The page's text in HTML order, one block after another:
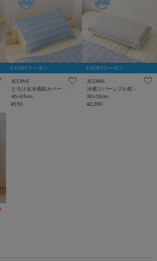
5％OFFクーポン
3COINS
とろける冷感枕カバー：
45×65cm
¥550
5％OFFクーポン
3COINS
冷感リバーシブル枕：
30×50cm
¥2,200